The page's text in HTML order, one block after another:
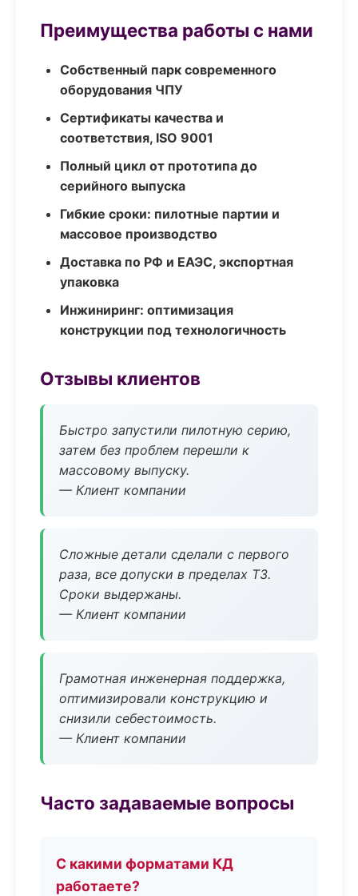
Преимущества работы с нами
Собственный парк современного
оборудования ЧПУ
Сертификаты качества и
соответствия, ISO 9001
Полный цикл от прототипа до
серийного выпуска
Гибкие сроки: пилотные партии и
массовое производство
Доставка по РФ и ЕАЭС, экспортная
упаковка
Инжиниринг: оптимизация
конструкции под технологичность
Отзывы клиентов
Быстро запустили пилотную серию,
затем без проблем перешли к
массовому выпуску.
— Клиент компании
Сложные детали сделали с первого
раза, все допуски в пределах ТЗ.
Сроки выдержаны.
— Клиент компании
Грамотная инженерная поддержка,
оптимизировали конструкцию и
снизили себестоимость.
— Клиент компании
Часто задаваемые вопросы
С какими форматами КД
работаете?